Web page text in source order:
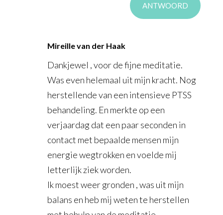
ANTWOORD
Mireille van der Haak
Dankjewel , voor de fijne meditatie.
Was even helemaal uit mijn kracht. Nog
herstellende van een intensieve PTSS
behandeling. En merkte op een
verjaardag dat een paar seconden in
contact met bepaalde mensen mijn
energie wegtrokken en voelde mij
letterlijk ziek worden.
Ik moest weer gronden , was uit mijn
balans en heb mij weten te herstellen